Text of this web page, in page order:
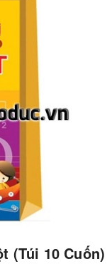
(Túi 10 Cuốn)